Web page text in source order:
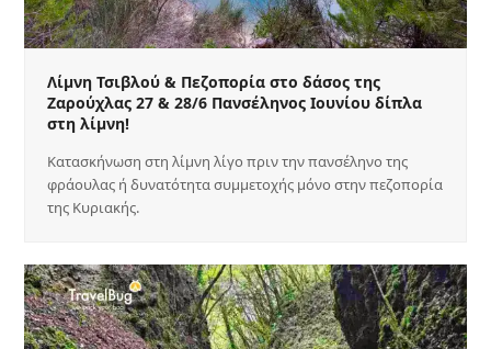
Λίμνη Τσιβλού & Πεζοπορία στο δάσος της
Ζαρούχλας 27 & 28/6 Πανσέληνος Ιουνίου δίπλα
στη λίμνη!
Κατασκήνωση στη λίμνη λίγο πριν την πανσέληνο της
φράουλας ή δυνατότητα συμμετοχής μόνο στην πεζοπορία
της Κυριακής.